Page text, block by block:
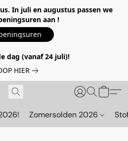
In juli en augustus passen we
aan !
dag (vanaf 24 juli)!
HIER
Zomersolden 2026